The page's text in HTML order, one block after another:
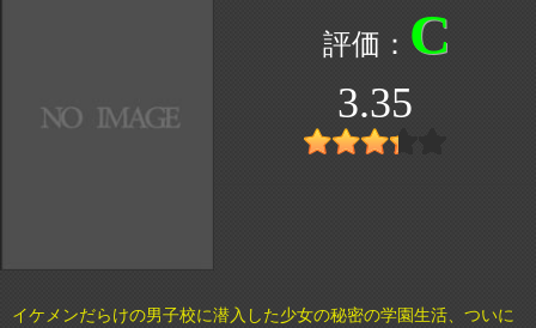
C
3.35
イケメンだらけの男子校に潜入した少女の秘密の学園生活、ついに